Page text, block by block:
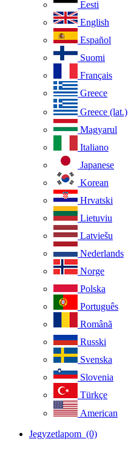
Eesti
English
Español
Suomi
Français
Greece
Greece (lat.)
Magyarul
Italiano
Japanese
Korean
Hrvatski
Lietuviu
Latviešu
Nederlands
Norge
Polska
Português
Românã
Russki
Svenska
Slovenia
Türkçe
American
Jegyzetlapom (0)